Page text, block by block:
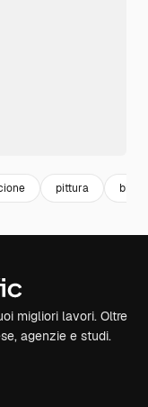
pittura
migliori lavori. Oltre
agenzie e studi.